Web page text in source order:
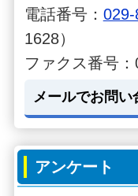
電話番号：
1628）
ファクス番号
メールでお問い
アンケート